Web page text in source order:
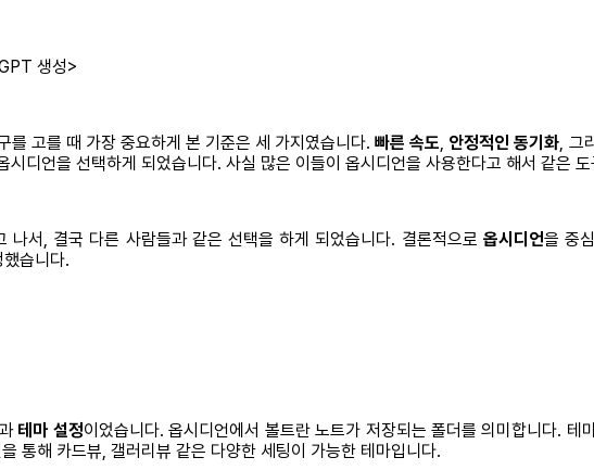
생성>
고를 때 가장 중요하게 본 기준은 세 가지였습니다.빠른 속도, 안정적인 동기화, 그
디언을 선택하게 되었습니다. 사실 많은 이들이 옵시디언을 사용한다고 해서 같은
서, 결국 다른 사람들과 같은 선택을 하게 되었습니다. 결론적으로 옵시디언을 중
습니다.
테마 설정이었습니다. 옵시디언에서 볼트란 노트가 저장되는 폴더를 의미합니다.
통해 카드뷰, 갤러리뷰 같은 다양한 세팅이 가능한 테마입니다.